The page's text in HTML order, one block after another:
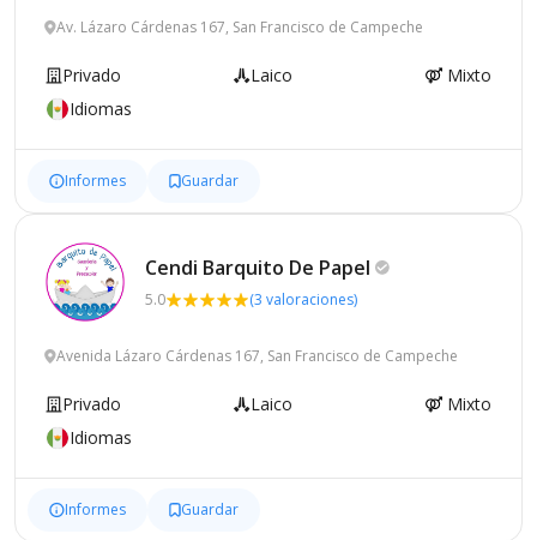
Av. Lázaro Cárdenas 167, San Francisco de Campeche
Privado Laico
Mixto
Idiomas
Informes Guardar
Cendi Barquito De Papel
5.0 (3 valoraciones)
Avenida Lázaro Cárdenas 167, San Francisco de Campeche
Privado Laico
Mixto
Idiomas
Informes Guardar